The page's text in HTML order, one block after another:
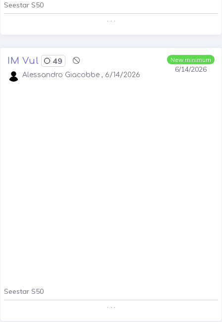
Seestar S50
. . .
New minimum
6/14/2026
IM Vul 49
Alessandro Giacobbe , 6/14/2026
Seestar S50